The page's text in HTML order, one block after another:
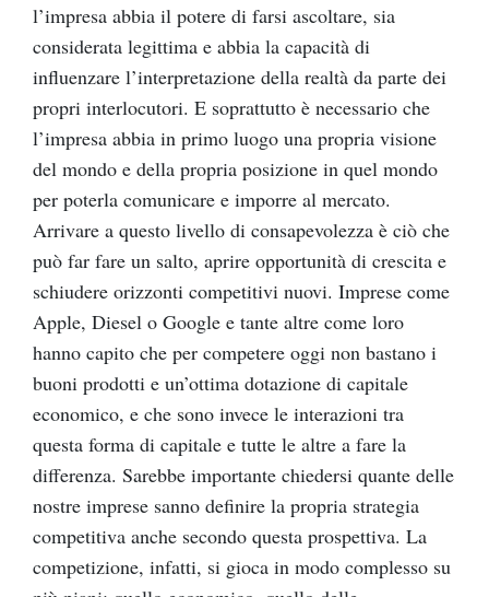
l’impresa abbia il potere di farsi ascoltare, sia
considerata legittima e abbia la capacità di
influenzare l’interpretazione della realtà da parte dei
propri interlocutori. E soprattutto è necessario che
l’impresa abbia in primo luogo una propria visione
del mondo e della propria posizione in quel mondo
per poterla comunicare e imporre al mercato.
Arrivare a questo livello di consapevolezza è ciò che
può far fare un salto, aprire opportunità di crescita e
schiudere orizzonti competitivi nuovi. Imprese come
Apple, Diesel o Google e tante altre come loro
hanno capito che per competere oggi non bastano i
buoni prodotti e un’ottima dotazione di capitale
economico, e che sono invece le interazioni tra
questa forma di capitale e tutte le altre a fare la
differenza. Sarebbe importante chiedersi quante delle
nostre imprese sanno definire la propria strategia
competitiva anche secondo questa prospettiva. La
competizione, infatti, si gioca in modo complesso su